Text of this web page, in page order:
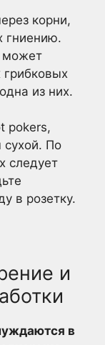
корни,
гниению.
может
грибковых
из них.
pokers,
По
следует
в розетку.
и
в